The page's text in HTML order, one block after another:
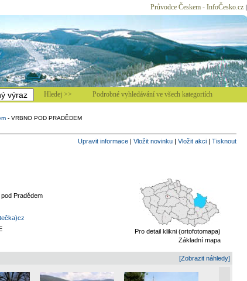
Průvodce Českem - InfoČesko.cz|
Hledej >> Podrobné vyhledávání ve všech kategoriích
- VRBNO POD PRADĚDEM
Upravit informace| Vložit novinku| Vložit akci| Tisknout
Pradědem
Pro detail klikni (ortofotomapa)
Základní mapa
[Zobrazit náhledy]